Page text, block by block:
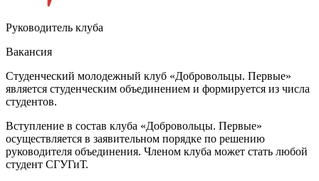
Руководитель клуба
Вакансия
Студенческий молодежный клуб «Добровольцы. Первые»
является студенческим объединением и формируется из числа
студентов.
Вступление в состав клуба «Добровольцы. Первые»
осуществляется в заявительном порядке по решению
руководителя объединения. Членом клуба может стать любой
студент СГУГиТ.